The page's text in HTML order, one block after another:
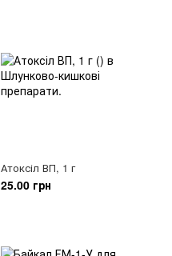
Атоксіл ВП, 1 г
25.00 грн